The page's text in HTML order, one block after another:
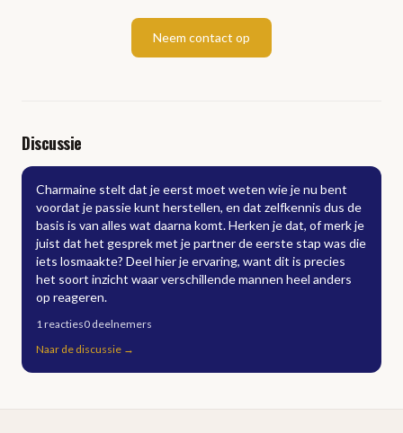
Neem contact op
Discussie
Charmaine stelt dat je eerst moet weten wie je nu bent
voordat je passie kunt herstellen, en dat zelfkennis dus de
basis is van alles wat daarna komt. Herken je dat, of merk je
juist dat het gesprek met je partner de eerste stap was die
iets losmaakte? Deel hier je ervaring, want dit is precies
het soort inzicht waar verschillende mannen heel anders
op reageren.
1reacties0 deelnemers
Naar de discussie →